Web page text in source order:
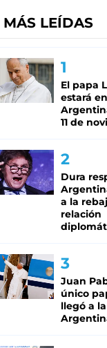
MÁS LEÍDAS
El papa
estará
11 de
Dura
a la
relación
Juan
único
llegó a la